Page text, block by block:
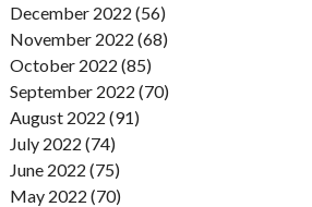
December 2022 (56)
November 2022 (68)
October 2022 (85)
September 2022 (70)
August 2022 (91)
July 2022 (74)
June 2022 (75)
May 2022 (70)